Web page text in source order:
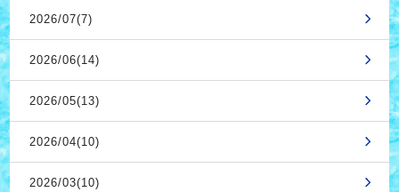
2026/07(7)
2026/06(14)
2026/05(13)
2026/04(10)
2026/03(10)